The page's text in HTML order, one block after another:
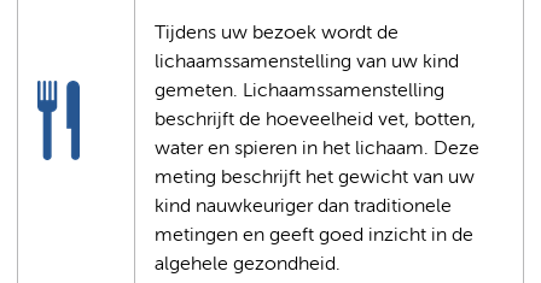
Tijdens uw bezoek wordt de
lichaamssamenstelling van uw kind
gemeten. Lichaamssamenstelling
beschrijft de hoeveelheid vet, botten,
water en spieren in het lichaam. Deze
meting beschrijft het gewicht van uw
kind nauwkeuriger dan traditionele
metingen en geeft goed inzicht in de
algehele gezondheid.